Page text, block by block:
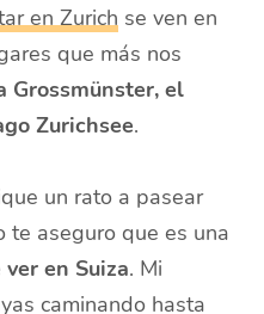
en Zurich se ven en
que más nos
Grossmünster, el
Zurichsee.
un rato a pasear
aseguro que es una
ver en Suiza. Mi
caminando hasta